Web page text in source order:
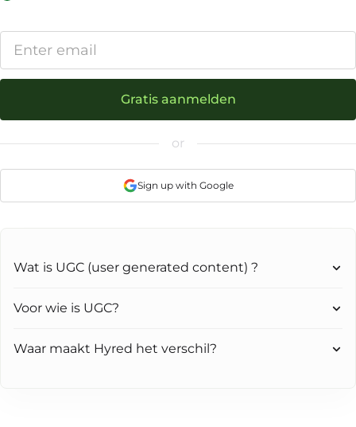
Gratis aanmelden
or
Sign up with Google
Wat is UGC (user generated content) ?
Voor wie is UGC?
Waar maakt Hyred het verschil?